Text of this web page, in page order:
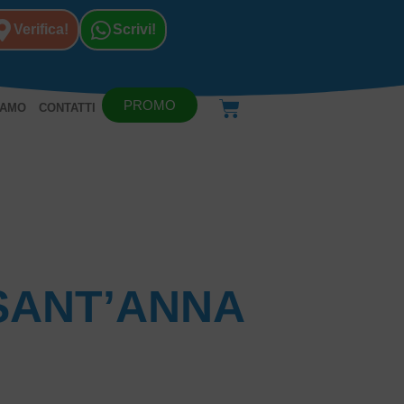
Verifica! Scrivi!
CONTATTI PROMO